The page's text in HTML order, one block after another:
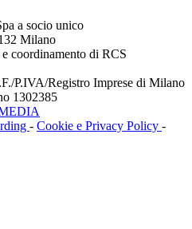
a socio unico
Milano
coordinamento di RCS
P.IVA/Registro Imprese di Milano
1302385
- Cookie e Privacy Policy -